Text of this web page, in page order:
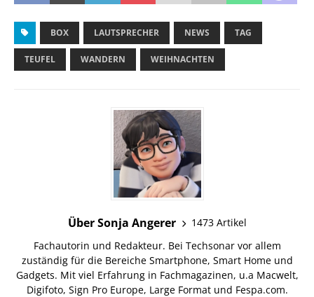
BOX LAUTSPRECHER NEWS TAG
TEUFEL WANDERN WEIHNACHTEN
Über Sonja Angerer
1473 Artikel
Fachautorin und Redakteur. Bei Techsonar vor allem
zuständig für die Bereiche Smartphone, Smart Home und
Gadgets. Mit viel Erfahrung in Fachmagazinen, u.a Macwelt,
Digifoto, Sign Pro Europe, Large Format und Fespa.com.